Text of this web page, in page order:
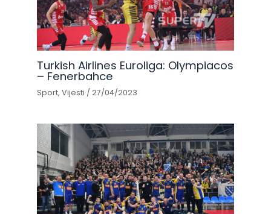
Turkish Airlines Euroliga: Olympiacos
– Fenerbahce
Sport,Vijesti /27/04/2023